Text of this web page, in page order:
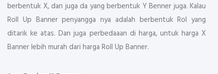
berbentuk X, dan juga da yang berbentuk Y Benner juga. Kalau
Roll Up Banner penyangga nya adalah berbentuk Rol yang
ditarik ke atas. Dan juga perbedaaan di harga, untuk harga X
Banner lebih murah dari harga Roll Up Banner.